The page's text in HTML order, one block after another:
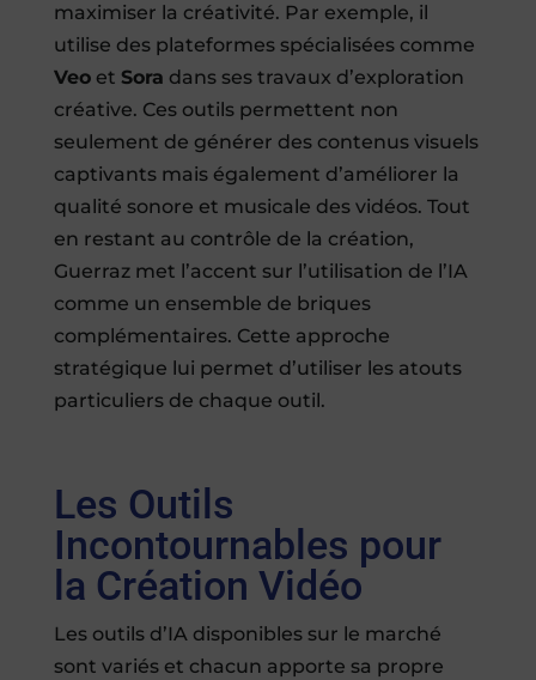
maximiser la créativité. Par exemple, il
utilise des plateformes spécialisées comme
Veoet Sora dans ses travaux d’exploration
créative. Ces outils permettent non
seulement de générer des contenus visuels
captivants mais également d’améliorer la
qualité sonore et musicale des vidéos. Tout
en restant au contrôle de la création,
Guerraz met l’accent sur l’utilisation de l’IA
comme un ensemble de briques
complémentaires. Cette approche
stratégique lui permet d’utiliser les atouts
particuliers de chaque outil.
Les Outils
Incontournables pour
la Création Vidéo
Les outils d’IA disponibles sur le marché
sont variés et chacun apporte sa propre